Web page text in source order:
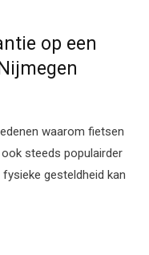
op een
waarom fietsen
steeds populairder
gesteldheid kan